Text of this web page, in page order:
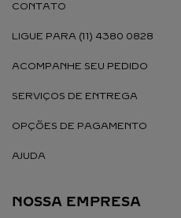
CONTATO
LIGUE PARA (11) 4380 0828
ACOMPANHE SEU PEDIDO
SERVIÇOS DE ENTREGA
OPÇÕES DE PAGAMENTO
AJUDA
NOSSA EMPRESA